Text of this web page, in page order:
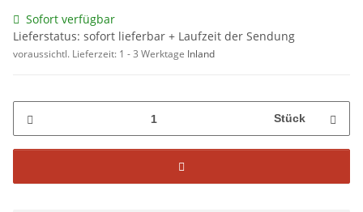
Sofort verfügbar
Lieferstatus: sofort lieferbar + Laufzeit der Sendung
voraussichtl. Lieferzeit: 1 - 3 Werktage Inland
Stück